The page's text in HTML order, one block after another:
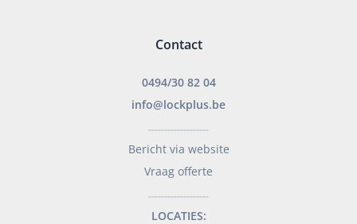
Contact
0494/30 82 04
info@lockplus.be
Bericht via website
Vraag offerte
LOCATIES: